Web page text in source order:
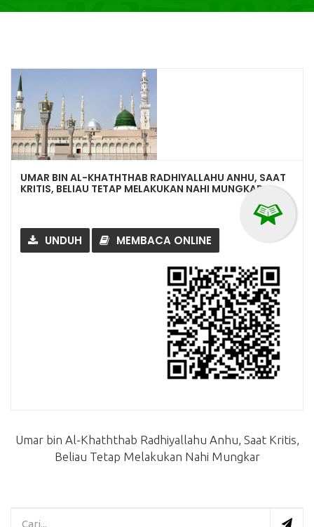
UMAR BIN AL-KHATHTHAB RADHIYALLAHU ANHU, SAAT
KRITIS, BELIAU TETAP MELAKUKAN NAHI MUNGKAR
UNDUH MEMBACA ONLINE
Umar bin Al-Khaththab Radhiyallahu Anhu, Saat Kritis,
Beliau Tetap Melakukan Nahi Mungkar